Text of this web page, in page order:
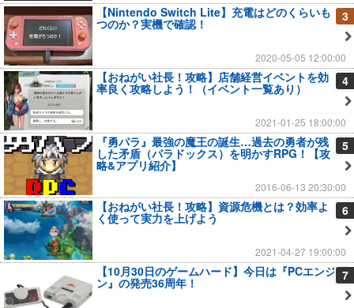
3
【Nintendo Switch Lite】充電はどのくらいも
つのか？実機で確認！
2020-05-05 12:00:00
4
【おねがい社長！攻略】店舗経営イベントを効
率良く攻略しよう！（イベント一覧あり）
2021-01-25 18:00:00
5
『勇パラ』最強の魔王の誕生…過去の勇者が残
した矛盾（パラドックス）を明かすRPG！【攻
略&アプリ紹介】
2016-06-13 20:30:00
6
【おねがい社長！攻略】資源危機とは？効率よ
く使って実力を上げよう
2021-04-27 19:00:00
7
【10月30日のゲームハード】今日は『PCエンジ
ン』の発売36周年！